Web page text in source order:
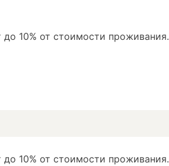
10% от стоимости проживания.
10% от стоимости проживания.